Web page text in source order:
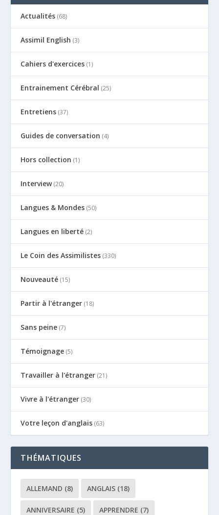
Actualités (68)
Assimil English (3)
Cahiers d'exercices (1)
Entrainement Cérébral (25)
Entretiens (37)
Guides de conversation (4)
Hors collection (1)
Interview(20)
Langues & Mondes (50)
Langues en liberté (2)
Le Coin des Assimilistes (330)
Nouveauté (15)
Partir à l'étranger (18)
Sans peine (7)
Témoignage (5)
Travailler à l'étranger (21)
Vivre à l'étranger (30)
Votre leçon d'anglais (63)
THÉMATIQUES
ALLEMAND (8) ANGLAIS (18)
ANNIVERSAIRE (5) APPRENDRE (7)